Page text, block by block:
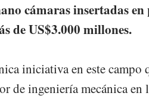
cámaras insertadas
de US$3.000 millones.
iniciativa en este campo
de ingeniería mecánica en